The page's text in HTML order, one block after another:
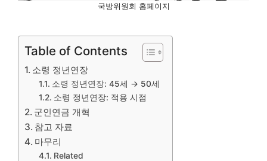
국방위원회 홈페이지
Table of Contents
소령 정년연장
소령 정년연장: 45세 → 50세
소령 정년연장: 적용 시점
군인연금 개혁
참고 자료
마무리
Related